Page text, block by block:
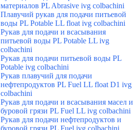
материалов PL Abrasive ivg colbachini
Плавучий рукав для подачи питьевой
воды PL Potable LL float ivg colbachini
Рукав для подачи и всасывания
питьевой воды PL Potable LL ivg
colbachini
Рукав для подачи питьевой воды PL
Potable ivg colbachini
Рукав плавучий для подачи
нефтепродуктов PL Fuel LL float D1 ivg
colbachini
Рукав для подачи и всасывания масел и
буровой грязи PL Fuel LL ivg colbachini
Рукав для подачи нефтепродуктов и
буровой грязи PL Fuel ivg colbachini